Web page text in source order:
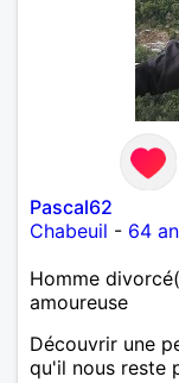
Pascal62
Chabeuil - 64
Homme
amoureuse
Découvrir une
qu'il nous reste